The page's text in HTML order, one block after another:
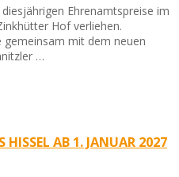
Ehrenamtspreise im
Hof verliehen.
mit dem neuen
…
HISSEL AB 1. JANUAR 2027